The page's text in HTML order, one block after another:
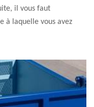
il vous faut
à laquelle vous avez